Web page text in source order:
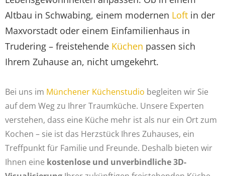
Altbau in Schwabing, einem modernen Loft in der
Maxvorstadt oder einem Einfamilienhaus in
Trudering – freistehende Küchen passen sich
Ihrem Zuhause an, nicht umgekehrt.
Bei uns im Münchener Küchenstudio begleiten wir Sie
auf dem Weg zu Ihrer Traumküche. Unsere Experten
verstehen, dass eine Küche mehr ist als nur ein Ort zum
Kochen – sie ist das Herzstück Ihres Zuhauses, ein
Treffpunkt für Familie und Freunde. Deshalb bieten wir
Ihnen eine kostenlose und unverbindliche 3D-